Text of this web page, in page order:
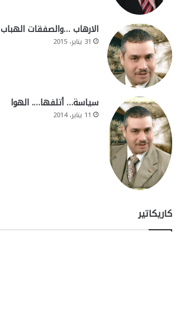
الارهاب …والصفقات الهباب
31 يناير، 2015
سياسة… أتلفها…. الهوا
11 يناير، 2014
كاريكاتير